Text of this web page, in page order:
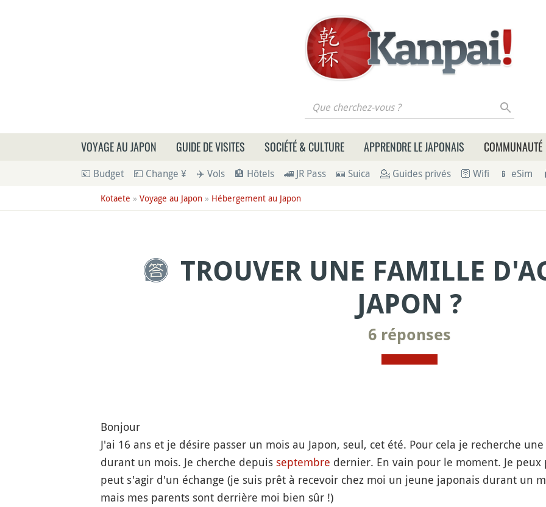
Que cherchez-vous ?
VOYAGE AU JAPON GUIDE DE VISITES SOCIÉTÉ & CULTURE APPRENDRE LE JAPONAIS COMMUNAUTÉ
💶 Budget 💴 Change ¥ ✈️ Vols 🏨 Hôtels 🚄 JR Pass 🪪 Suica 💁 Guides privés 🛜 Wifi 📱 eSim
Kotaete » Voyage au Japon» Hébergement au Japon
TROUVER UNE FAMILLE
JAPON ?
6 réponses
Bonjour
J'ai 16 ans et je désire passer un mois au Japon, seul, cet été. Pour cela je recherche
durant un mois. Je cherche depuis septembre dernier. En vain pour le moment. Je
peut s'agir d'un échange (je suis prêt à recevoir chez moi un jeune japonais durant un
mais mes parents sont derrière moi bien sûr !)